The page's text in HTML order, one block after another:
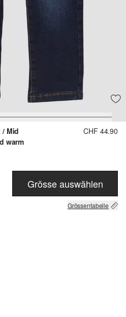
Mid
warm
CHF 44.90
Grösse auswählen
Grössentabelle